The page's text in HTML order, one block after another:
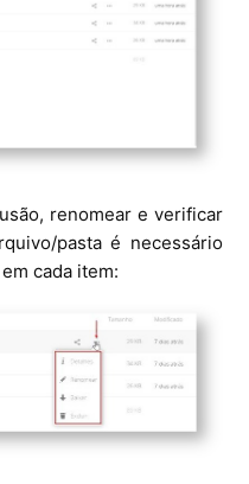
renomear e verificar
pasta é necessário
cada item: